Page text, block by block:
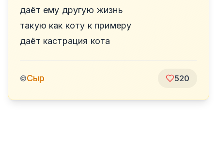
даёт ему другую жизнь
такую как коту к примеру
даёт кастрация кота
©Сыр 520